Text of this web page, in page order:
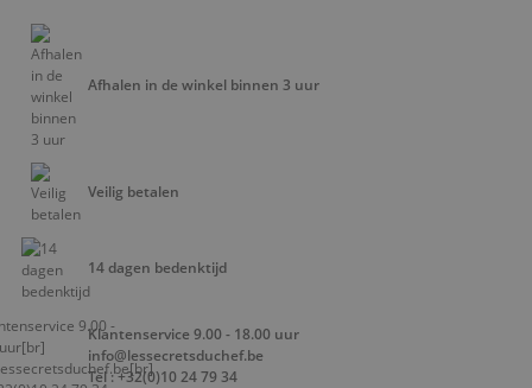
Afhalen in de winkel binnen 3 uur
Veilig betalen
14 dagen bedenktijd
Klantenservice 9.00 - 18.00 uur
info@lessecretsduchef.be
Tel : +32(0)10 24 79 34